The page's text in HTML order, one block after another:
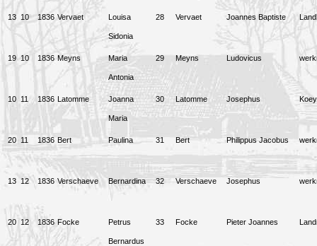
13 10 1836 Vervaet Louisa
Sidonia
28 Vervaet Joannes Baptiste
19 10 1836 Meyns Maria
Antonia
29 Meyns Ludovicus
10 11 1836 Latomme Joanna
Maria
30 Latomme Josephus
20 11 1836 Bert Paulina 31 Bert Philippus Jacobus
13 12 1836 Verschaeve Bernardina 32 Verschaeve Josephus
20 12 1836 Focke Petrus
Bernardus
33 Focke Pieter Joannes